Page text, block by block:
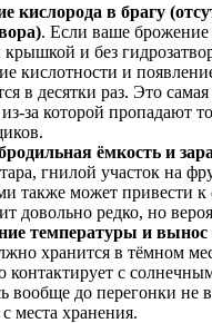
кислорода в брагу
. Если ваше брожение
и без
кислотности и
в десятки раз. Это
за которой пропадают
ёмкость и
гнилой участок на
также может привести
довольно редко, но
температуры и вынос
хранится в тёмном
контактирует с
вообще до перегонки не
места хранения.